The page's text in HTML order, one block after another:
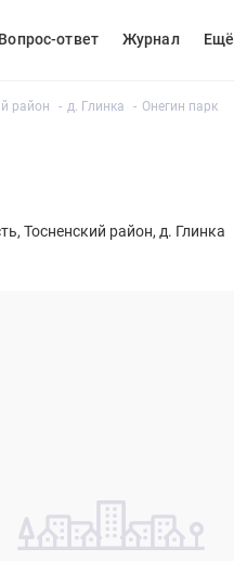
Вопрос-ответ Журнал Eщё
район д. Глинка Онегин парк
Тосненский район д. Глинка